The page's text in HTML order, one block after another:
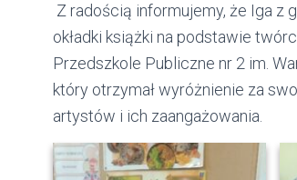
Z radością informujemy, że Iga z
okładki książki na podstawie
Przedszkole Publiczne nr 2 im.
który otrzymał wyróżnienie za
artystów i ich zaangażowania.